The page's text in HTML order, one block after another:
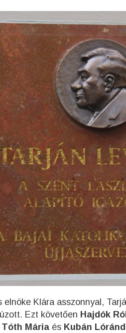
Klára asszonnyal,
Ezt követően Hajdók
Mária és Kubán Lóránd